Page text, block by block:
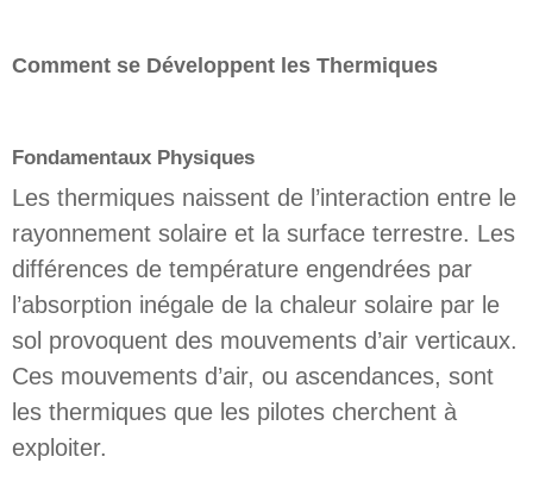
Comment se Développent les Thermiques
Fondamentaux Physiques
Les thermiques naissent de l’interaction entre le
rayonnement solaire et la surface terrestre. Les
différences de température engendrées par
l’absorption inégale de la chaleur solaire par le
sol provoquent des mouvements d’air verticaux.
Ces mouvements d’air, ou ascendances, sont
les thermiques que les pilotes cherchent à
exploiter.